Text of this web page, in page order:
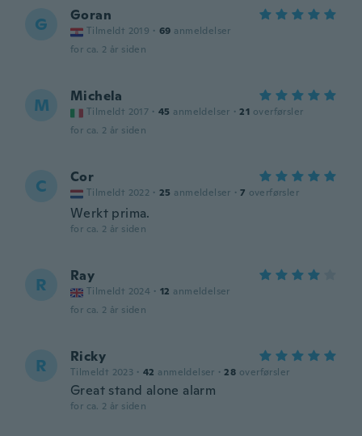
G Goran
Tilmeldt 2019 · 69 anmeldelser
for ca. 2 år siden
M Michela
Tilmeldt 2017 · 45 anmeldelser · 21 overførsler
for ca. 2 år siden
C Cor
Tilmeldt 2022 · 25 anmeldelser · 7 overførsler
Werkt prima.
for ca. 2 år siden
R Ray
Tilmeldt 2024 · 12 anmeldelser
for ca. 2 år siden
R Ricky
Tilmeldt 2023 · 42 anmeldelser · 28 overførsler
Great stand alone alarm
for ca. 2 år siden